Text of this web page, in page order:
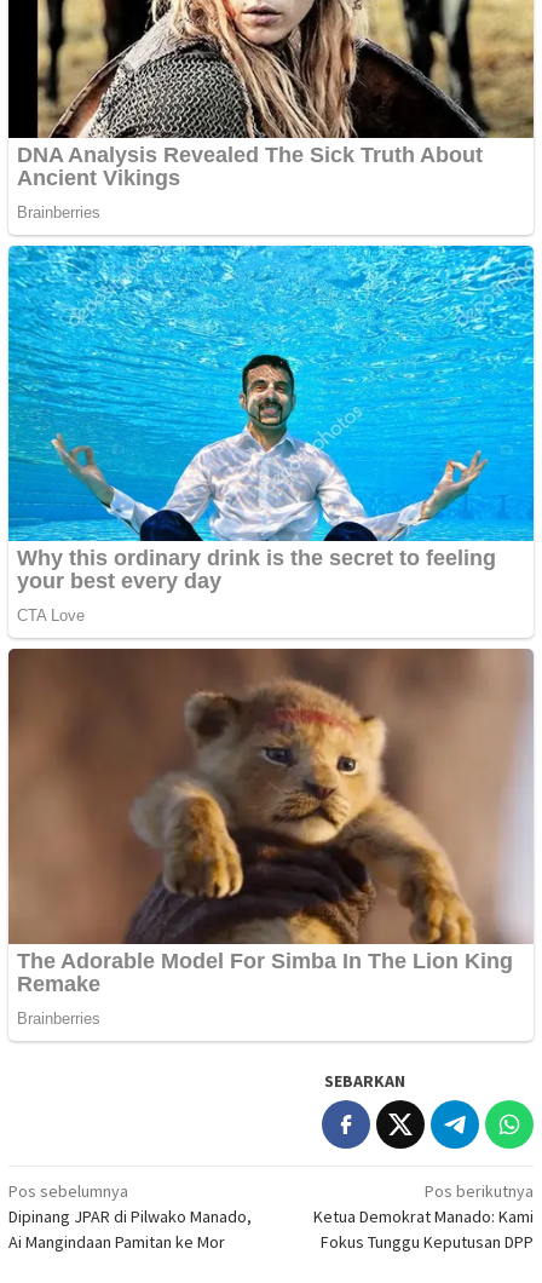
SEBARKAN
Navigasi
pos
Pos sebelumnya
Dipinang JPAR di Pilwako Manado,
Ai Mangindaan Pamitan ke Mor
Pos berikutnya
Ketua Demokrat Manado: Kami
Fokus Tunggu Keputusan DPP